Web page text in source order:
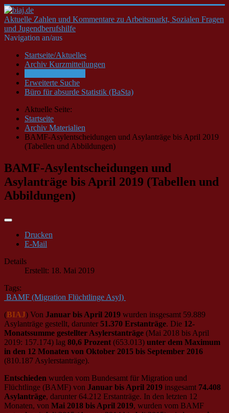
Aktuelle Zahlen und Kommentare zu Arbeitsmarkt, Sozialen Fragen
und Jugendberufshilfe
Navigation an/aus
Startseite/Aktuelles
Archiv Kurzmitteilungen
Erweiterte Suche
Büro für absurde Statistik (BaSta)
Aktuelle Seite:
Startseite
Archiv Materialien
BAMF-Asylentscheidungen und Asylanträge bis April 2019
(Tabellen und Abbildungen)
BAMF-Asylentscheidungen und
Asylanträge bis April 2019 (Tabellen und
Abbildungen)
Drucken
E-Mail
Details
Erstellt: 18. Mai 2019
Tags:
BAMF (Migration Flüchtlinge Asyl)
(BIAJ) Von Januar bis April 2019 wurden insgesamt 59.889
Asylanträge gestellt, darunter 51.370 Erstanträge. Die 12-
Monatssumme gestellter Asylerstanträge (Mai 2018 bis April
2019: 157.174) lag 80,6 Prozent (653.013) unter dem Maximum
in den 12 Monaten von Oktober 2015 bis September 2016
(810.187 Asylerstanträge).
Entschieden wurden vom Bundesamt für Migration und
Flüchtlinge (BAMF) von Januar bis April 2019 insgesamt 74.408
Asylanträge, darunter 64.212 Erstanträge. In den letzten 12
Monaten, von Mai 2018 bis April 2019, wurden vom BAMF